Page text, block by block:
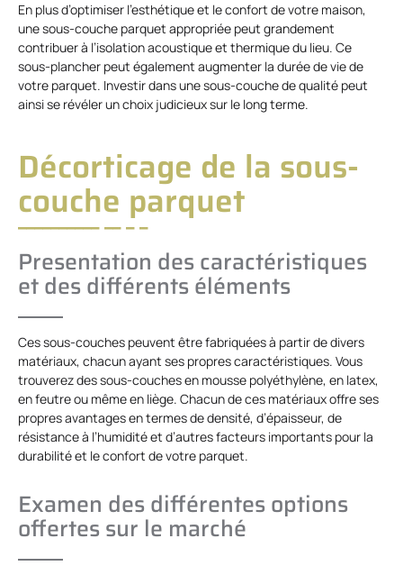
En plus d’optimiser l’esthétique et le confort de votre maison,
une sous-couche parquet appropriée peut grandement
contribuer à l’isolation acoustique et thermique du lieu. Ce
sous-plancher peut également augmenter la durée de vie de
votre parquet. Investir dans une sous-couche de qualité peut
ainsi se révéler un choix judicieux sur le long terme.
Décorticage de la sous-
couche parquet
Presentation des caractéristiques
et des différents éléments
Ces sous-couches peuvent être fabriquées à partir de divers
matériaux, chacun ayant ses propres caractéristiques. Vous
trouverez des sous-couches en mousse polyéthylène, en latex,
en feutre ou même en liège. Chacun de ces matériaux offre ses
propres avantages en termes de densité, d’épaisseur, de
résistance à l’humidité et d’autres facteurs importants pour la
durabilité et le confort de votre parquet.
Examen des différentes options
offertes sur le marché